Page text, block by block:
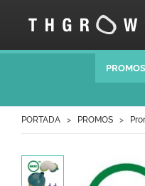
PROMOS
PORTADA PROMOS